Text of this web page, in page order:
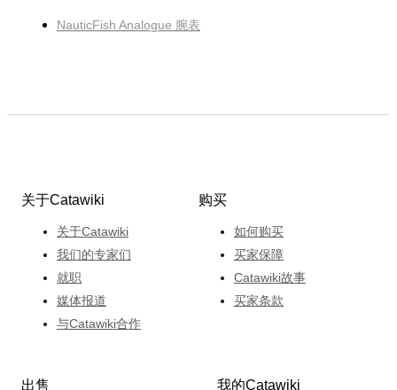
NauticFish Analogue 腕表
关于Catawiki
关于Catawiki
我们的专家们
就职
媒体报道
与Catawiki合作
购买
如何购买
买家保障
Catawiki故事
买家条款
出售 我的Catawiki